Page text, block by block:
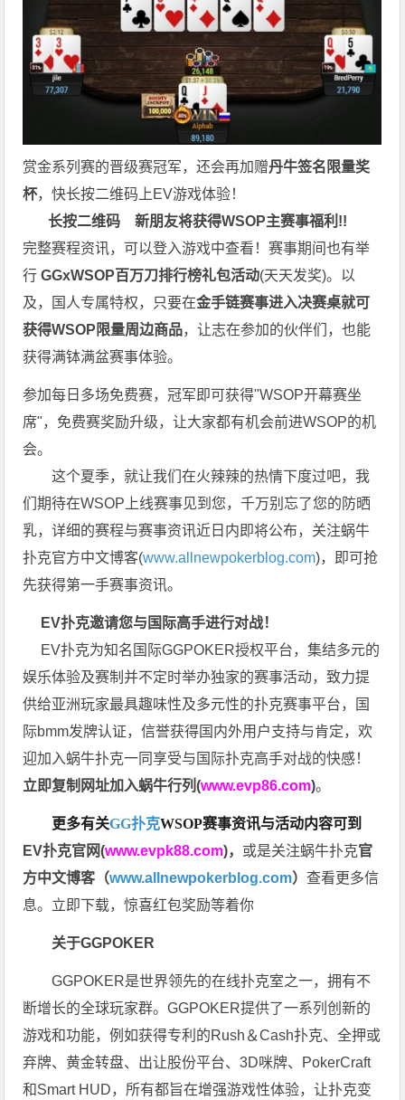
赏金系列赛的晋级赛冠军，还会再加赠丹牛签名限量奖
杯，快长按二维码上EV游戏体验！
长按二维码新朋友将获得WSOP主赛事福利!!
完整赛程资讯，可以登入游戏中查看！赛事期间也有举
行 GGxWSOP百万刀排行榜礼包活动(天天发奖)。以
及，国人专属特权，只要在金手链赛事进入决赛桌就可
获得WSOP限量周边商品，让志在参加的伙伴们，也能
获得满钵满盆赛事体验。
参加每日多场免费赛，冠军即可获得"WSOP开幕赛坐
席"，免费赛奖励升级，让大家都有机会前进WSOP的机
会。
这个夏季，就让我们在火辣辣的热情下度过吧，我
们期待在WSOP上线赛事见到您，千万别忘了您的防晒
乳，详细的赛程与赛事资讯近日内即将公布，关注蜗牛
扑克官方中文博客(www.allnewpokerblog.com)，即可抢
先获得第一手赛事资讯。
EV扑克邀请您与国际高手进行对战！
EV扑克为知名国际GGPOKER授权平台，集结多元的
娱乐体验及赛制并不定时举办独家的赛事活动，致力提
供给亚洲玩家最具趣味性及多元性的扑克赛事平台，国
际bmm发牌认证，信誉获得国内外用户支持与肯定，欢
迎加入蜗牛扑克一同享受与国际扑克高手对战的快感！
立即复制网址加入蜗牛行列(www.evp86.com)。
更多有关GG扑克WSOP赛事资讯与活动内容可到
EV扑克官网(www.evpk88.com)， 或是关注蜗牛扑克官
方中文博客（www.allnewpokerblog.com）查看更多信
息。立即下载，惊喜红包奖励等着你
关于GGPOKER
GGPOKER是世界领先的在线扑克室之一，拥有不
断增长的全球玩家群。GGPOKER提供了一系列创新的
游戏和功能，例如获得专利的Rush＆Cash扑克、全押或
弃牌、黄金转盘、出让股份平台、3D咪牌、PokerCraft
和Smart HUD，所有都旨在增强游戏性体验，让扑克变